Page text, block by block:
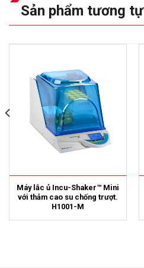
Sản phẩm tương tự
Máy lắc ủ Incu-Shaker™ Mini
với thảm cao su chống trượt.
H1001-M